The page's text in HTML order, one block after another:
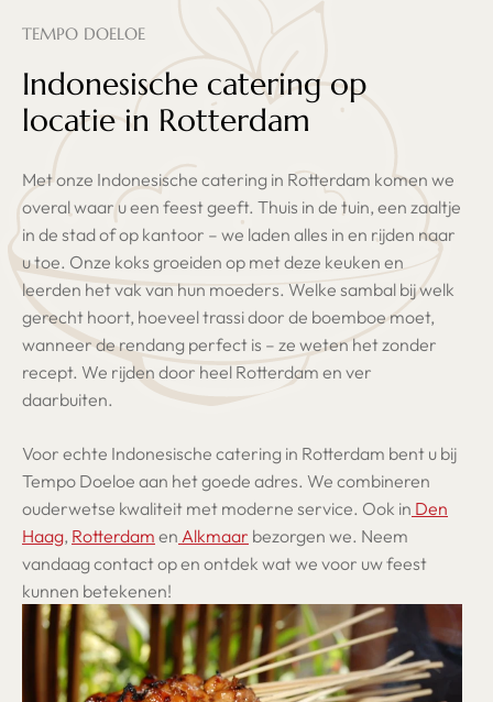
TEMPO DOELOE
Indonesische catering op
locatie in Rotterdam
Met onze Indonesische catering in Rotterdam komen we
overal waar u een feest geeft. Thuis in de tuin, een zaaltje
in de stad of op kantoor – we laden alles in en rijden naar
u toe. Onze koks groeiden op met deze keuken en
leerden het vak van hun moeders. Welke sambal bij welk
gerecht hoort, hoeveel trassi door de boemboe moet,
wanneer de rendang perfect is – ze weten het zonder
recept. We rijden door heel Rotterdam en ver
daarbuiten.
Voor echte Indonesische catering in Rotterdam bent u bij
Tempo Doeloe aan het goede adres. We combineren
ouderwetse kwaliteit met moderne service. Ook in Den
Haag, Rotterdam en Alkmaar bezorgen we. Neem
vandaag contact op en ontdek wat we voor uw feest
kunnen betekenen!